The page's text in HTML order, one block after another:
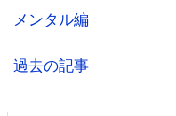
メンタル編
過去の記事